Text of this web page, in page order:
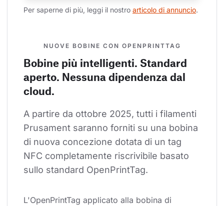
Per saperne di più, leggi il nostro articolo di annuncio.
NUOVE BOBINE CON OPENPRINTTAG
Bobine più intelligenti. Standard
aperto. Nessuna dipendenza dal
cloud.
A partire da ottobre 2025, tutti i filamenti
Prusament saranno forniti su una bobina
di nuova concezione dotata di un tag
NFC completamente riscrivibile basato
sullo standard OpenPrintTag.
L'OpenPrintTag applicato alla bobina di